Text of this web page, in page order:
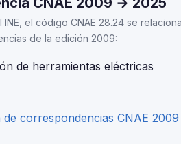
el código CNAE 28.24 se
de la edición 2009:
de herramientas eléctricas
correspondencias CNAE 2009